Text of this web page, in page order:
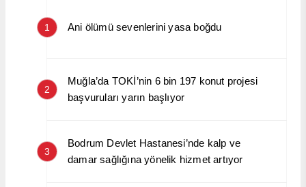
1 Ani ölümü sevenlerini yasa boğdu
2
Muğla’da TOKİ’nin 6 bin 197 konut projesi
başvuruları yarın başlıyor
3
Bodrum Devlet Hastanesi’nde kalp ve
damar sağlığına yönelik hizmet artıyor